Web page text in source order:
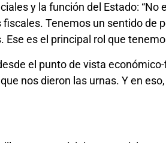
y la función del Estado: “No
Tenemos un sentido de
es el principal rol que
el punto de vista
nos dieron las urnas. Y en